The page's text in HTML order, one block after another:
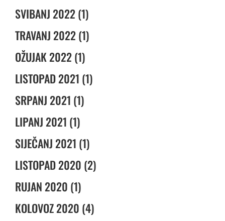
SVIBANJ 2022 (1)
TRAVANJ 2022 (1)
OŽUJAK 2022 (1)
LISTOPAD 2021 (1)
SRPANJ 2021 (1)
LIPANJ 2021 (1)
SIJEČANJ 2021 (1)
LISTOPAD 2020 (2)
RUJAN 2020 (1)
KOLOVOZ 2020 (4)